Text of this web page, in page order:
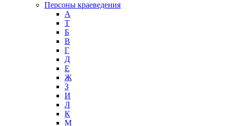
Персоны краеведения
А
T
Б
В
Г
Д
Е
Ж
З
И
Л
К
М